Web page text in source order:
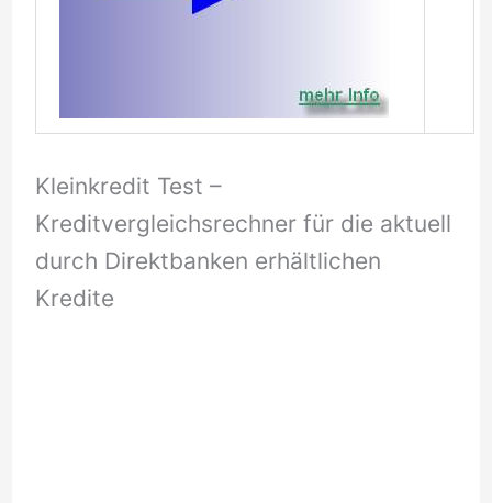
Kleinkredit Test –
Kreditvergleichsrechner für die aktuell
durch Direktbanken erhältlichen
Kredite